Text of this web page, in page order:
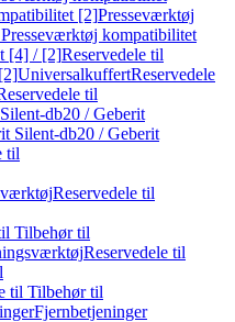
[2]Presseværktøj
kompatibilitet
[4] / [2]Reservedele til
UniversalkuffertReservedele
til
db20 / Geberit
Silent-db20 / Geberit
til
Reservedele til
Tilbehør til
Reservedele til
til Tilbehør til
Fjernbetjeninger